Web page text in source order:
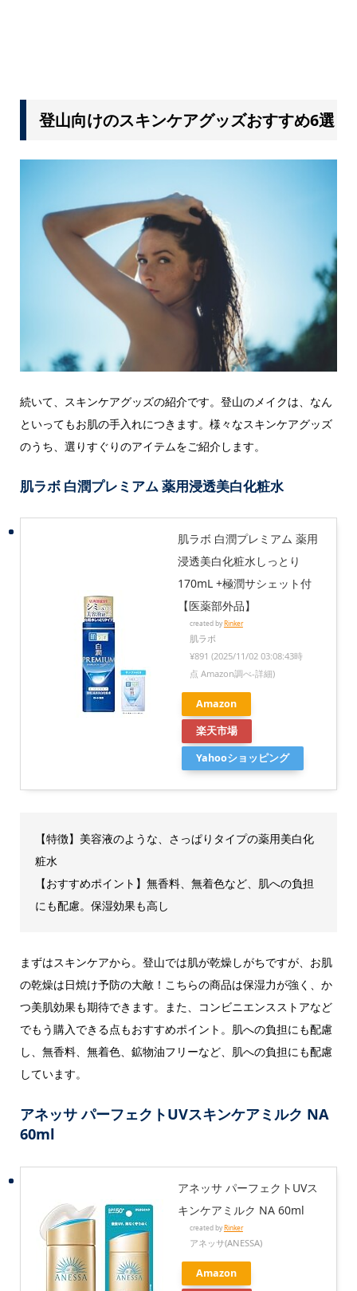
登山向けのスキンケアグッズおすすめ6選
続いて、スキンケアグッズの紹介です。登山のメイクは、なん
といってもお肌の手入れにつきます。様々なスキンケアグッズ
のうち、選りすぐりのアイテムをご紹介します。
肌ラボ 白潤プレミアム 薬用浸透美白化粧水
肌ラボ 白潤プレミアム 薬用
浸透美白化粧水しっとり
170mL +極潤サシェット付
【医薬部外品】
created byRinker
肌ラボ
¥891 (2025/11/02 03:08:43時
点 Amazon調べ-詳細)
Amazon
楽天市場
Yahooショッピング
【特徴】美容液のような、さっぱりタイプの薬用美白化
粧水
【おすすめポイント】無香料、無着色など、肌への負担
にも配慮。保湿効果も高し
まずはスキンケアから。登山では肌が乾燥しがちですが、お肌
の乾燥は日焼け予防の大敵！こちらの商品は保湿力が強く、か
つ美肌効果も期待できます。また、コンビニエンスストアなど
でもう購入できる点もおすすめポイント。肌への負担にも配慮
し、無香料、無着色、鉱物油フリーなど、肌への負担にも配慮
しています。
アネッサ パーフェクトUVスキンケアミルク NA
60ml
アネッサ パーフェクトUVス
キンケアミルク NA 60ml
created byRinker
アネッサ(ANESSA)
Amazon